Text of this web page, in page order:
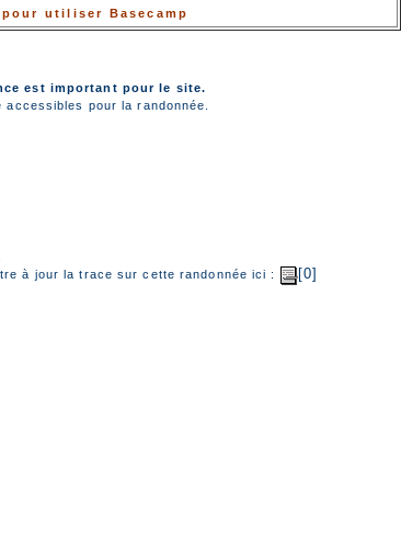
utiliser Basecamp
est important pour le site.
pour la randonnée.
à jour la trace sur cette randonnée ici :
[0]